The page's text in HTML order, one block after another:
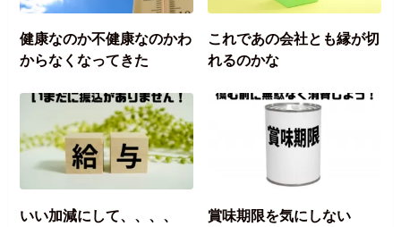
健康なのか不健康なのかわ
からなくなってきた
これであの会社とも縁が切
れるのかな
いい加減にして、、、、
賞味期限を気にしない